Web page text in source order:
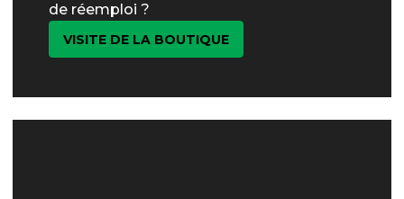
de réemploi ?
VISITE DE LA BOUTIQUE